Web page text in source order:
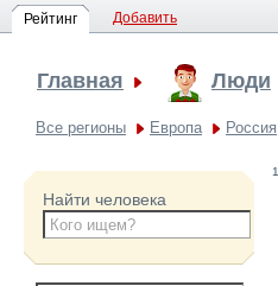
Рейтинг Добавить
Главная Люди
Все регионы Европа Россия
Найти человека
1